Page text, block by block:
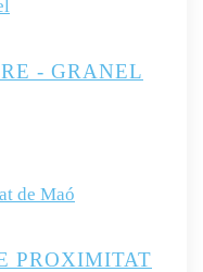
- GRANEL
PROXIMITAT